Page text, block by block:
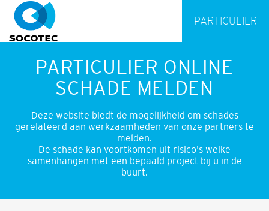
PARTICULIER
PARTICULIER ONLINE
SCHADE MELDEN
Deze website biedt de mogelijkheid om schades
gerelateerd aan werkzaamheden van onze partners te
melden.
De schade kan voortkomen uit risico's welke
samenhangen met een bepaald project bij u in de
buurt.